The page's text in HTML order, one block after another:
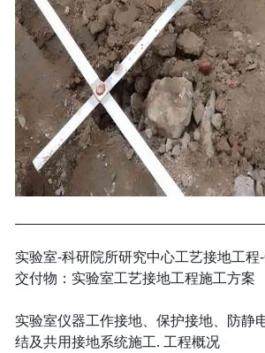
实验室-科研院所研究中心工艺接地工
交付物：实验室工艺接地工程施工方案
实验室仪器工作接地、保护接地、防静
结及共用接地系统施工. 工程概况